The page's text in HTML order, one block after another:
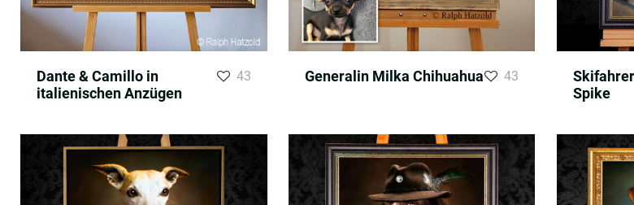
Dante & Camillo in
italienischen Anzügen
43 Generalin Milka Chihuahua 43
Skifahrer
Spike